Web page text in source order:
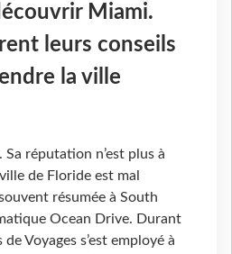
Miami.
leurs conseils
la ville
réputation n’est plus à
de Floride est mal
résumée à South
Ocean Drive. Durant
Voyages s’est employé à